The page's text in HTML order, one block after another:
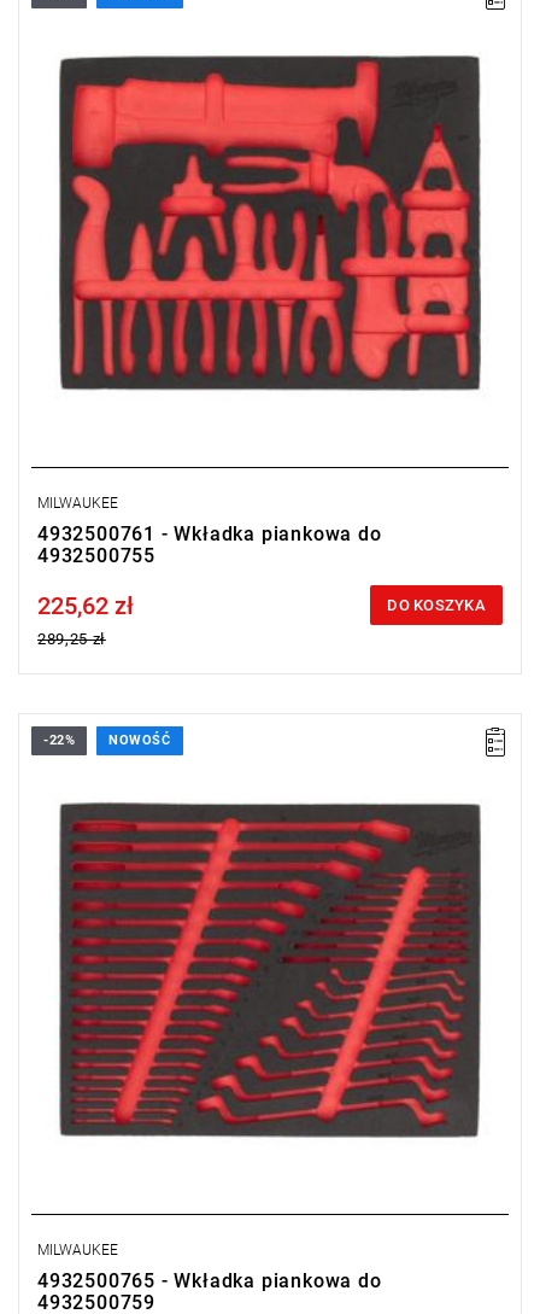
MILWAUKEE
4932500761 - Wkładka piankowa do
4932500755
Price tax included
225,62 zł
289,25 zł
DO KOSZYKA
-22% NOWOŚĆ
MILWAUKEE
4932500765 - Wkładka piankowa do
4932500759